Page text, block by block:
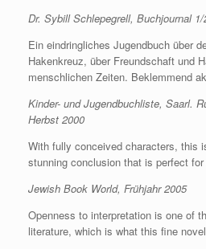
Dr. Sybill Schlepegrell, Buchjournal 1/
Ein eindringliches Jugendbuch über
Hakenkreuz, über Freundschaft und
menschlichen Zeiten. Beklemmend
Kinder- und Jugendbuchliste, Saarl.
Herbst 2000
With fully conceived characters, this
stunning conclusion that is perfect
Jewish Book World, Frühjahr 2005
Openness to interpretation is one of
literature, which is what this fine